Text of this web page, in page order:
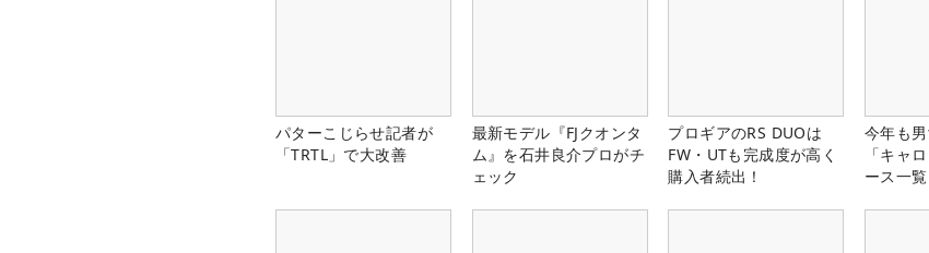
パターこじらせ記者が
「TRTL」で大改善
最新モデル『FJクオンタ
ム』を石井良介プロがチ
ェック
プロギアのRS DUOは
FW・UTも完成度が高く
購入者続出！
今年も
「キャ
ース一